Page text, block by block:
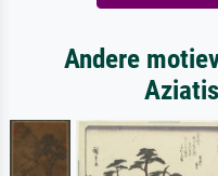
Andere